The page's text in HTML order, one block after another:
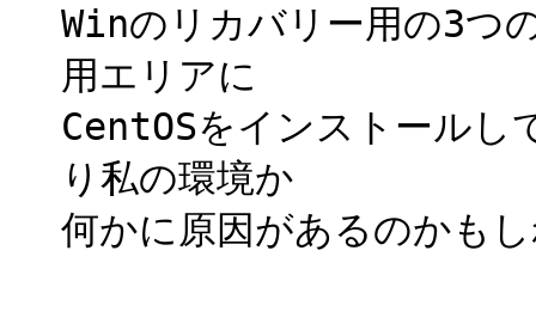
Winのリカバリー用の3つ
用エリアに
CentOSをインストールし
り私の環境か
何かに原因があるのかも